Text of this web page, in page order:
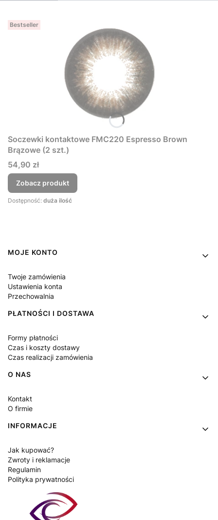
Bestseller
Soczewki kontaktowe FMC220 Espresso Brown
Brązowe (2 szt.)
Cena
54,90 zł
Zobacz produkt
Dostępność: duża ilość
Linki w stopce
MOJE KONTO
Twoje zamówienia
Ustawienia konta
Przechowalnia
PŁATNOŚCI I DOSTAWA
Formy płatności
Czas i koszty dostawy
Czas realizacji zamówienia
O NAS
Kontakt
O firmie
INFORMACJE
Jak kupować?
Zwroty i reklamacje
Regulamin
Polityka prywatności